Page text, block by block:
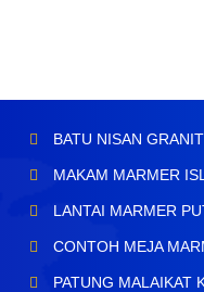
BATU NISAN GRANIT
MAKAM MARMER
LANTAI MARMER
CONTOH MEJA
PATUNG MALAIKAT